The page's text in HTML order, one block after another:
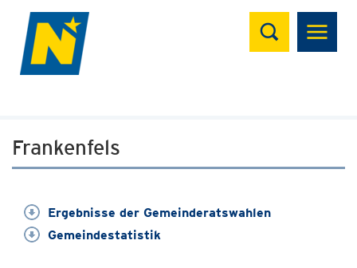
Suchen
Frankenfels
Ergebnisse der Gemeinderatswahlen
Gemeindestatistik